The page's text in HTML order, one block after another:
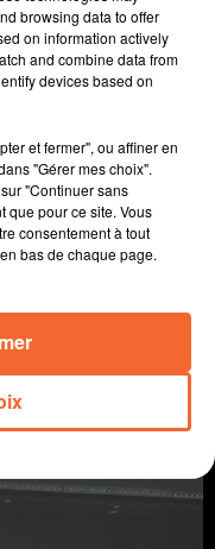
browsing data to offer
on information actively
and combine data from
devices based on
et fermer", ou affiner en
"Gérer mes choix".
"Continuer sans
que pour ce site. Vous
consentement à tout
bas de chaque page.